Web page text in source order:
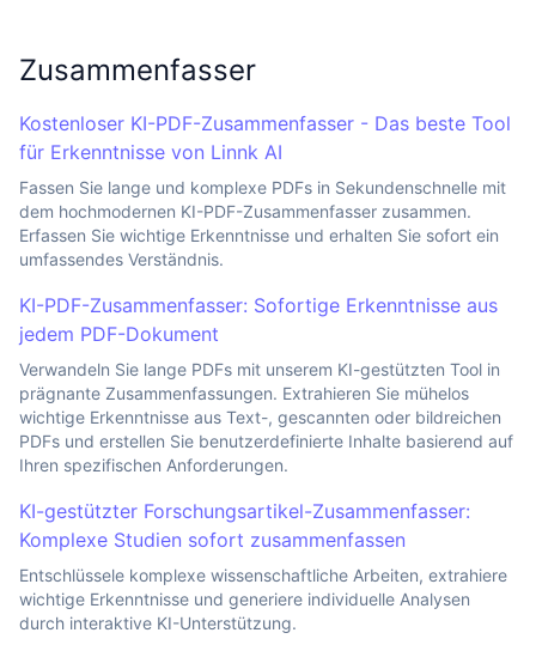
Zusammenfasser
Kostenloser KI-PDF-Zusammenfasser - Das beste Tool
für Erkenntnisse von Linnk AI
Fassen Sie lange und komplexe PDFs in Sekundenschnelle mit
dem hochmodernen KI-PDF-Zusammenfasser zusammen.
Erfassen Sie wichtige Erkenntnisse und erhalten Sie sofort ein
umfassendes Verständnis.
KI-PDF-Zusammenfasser: Sofortige Erkenntnisse aus
jedem PDF-Dokument
Verwandeln Sie lange PDFs mit unserem KI-gestützten Tool in
prägnante Zusammenfassungen. Extrahieren Sie mühelos
wichtige Erkenntnisse aus Text-, gescannten oder bildreichen
PDFs und erstellen Sie benutzerdefinierte Inhalte basierend auf
Ihren spezifischen Anforderungen.
KI-gestützter Forschungsartikel-Zusammenfasser:
Komplexe Studien sofort zusammenfassen
Entschlüssele komplexe wissenschaftliche Arbeiten, extrahiere
wichtige Erkenntnisse und generiere individuelle Analysen
durch interaktive KI-Unterstützung.